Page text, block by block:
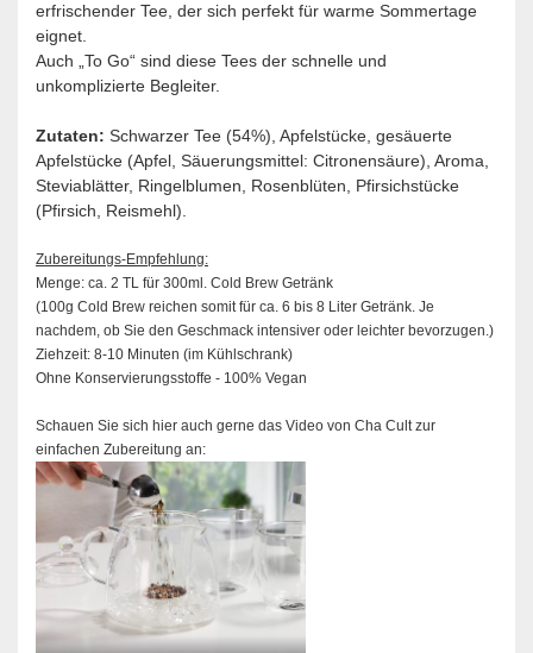
erfrischender Tee, der sich perfekt für warme Sommertage
eignet.
Auch „To Go“ sind diese Tees der schnelle und
unkomplizierte Begleiter.
Zutaten: Schwarzer Tee (54%), Apfelstücke, gesäuerte
Apfelstücke (Apfel, Säuerungsmittel: Citronensäure), Aroma,
Steviablätter, Ringelblumen, Rosenblüten, Pfirsichstücke
(Pfirsich, Reismehl).
Zubereitungs-Empfehlung:
Menge: ca. 2 TL für 300ml. Cold Brew Getränk
(100g Cold Brew reichen somit für ca. 6 bis 8 Liter Getränk. Je
nachdem, ob Sie den Geschmack intensiver oder leichter bevorzugen.)
Ziehzeit: 8-10 Minuten (im Kühlschrank)
Ohne Konservierungsstoffe - 100% Vegan
Schauen Sie sich hier auch gerne das Video von Cha Cult zur
einfachen Zubereitung an: